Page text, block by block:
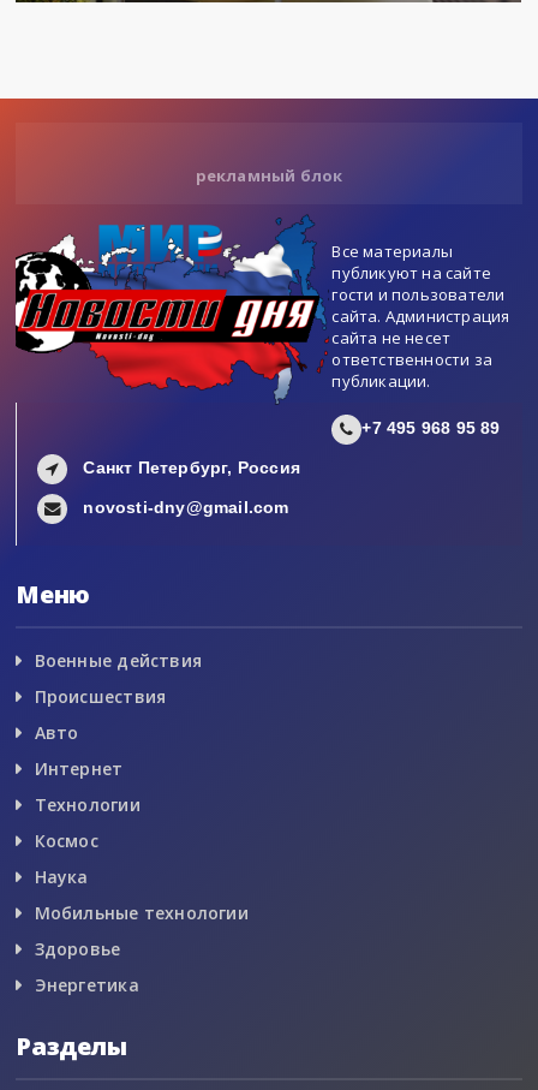
рекламный блок
Все материалы
публикуют на сайте
гости и пользователи
сайта. Администрация
сайта не несет
ответственности за
публикации.
+7 495 968 95 89
Санкт Петербург, Россия
novosti-dny@gmail.com
Меню
Военные действия
Происшествия
Авто
Интернет
Технологии
Космос
Наука
Мобильные технологии
Здоровье
Энергетика
Разделы